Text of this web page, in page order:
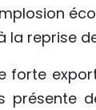
reprise
forte
présente